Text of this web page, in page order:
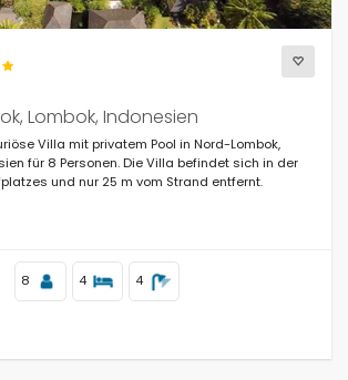
Lombok, Indonesien
Villa mit privatem Pool in Nord-Lombok,
für 8 Personen. Die Villa befindet sich in der
und nur 25 m vom Strand entfernt.
8 4 4